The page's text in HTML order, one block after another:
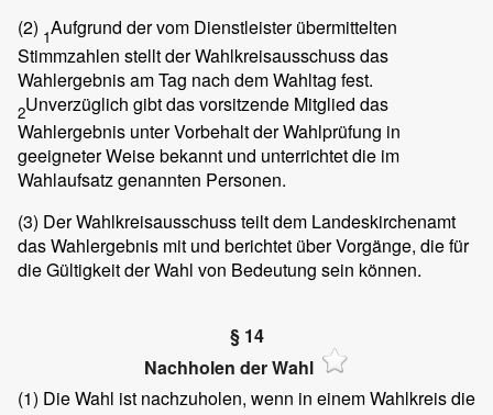
(2) 1Aufgrund der vom Dienstleister übermittelten
Stimmzahlen stellt der Wahlkreisausschuss das
Wahlergebnis am Tag nach dem Wahltag fest.
2Unverzüglich gibt das vorsitzende Mitglied das
Wahlergebnis unter Vorbehalt der Wahlprüfung in
geeigneter Weise bekannt und unterrichtet die im
Wahlaufsatz genannten Personen.
(3) Der Wahlkreisausschuss teilt dem Landeskirchenamt
das Wahlergebnis mit und berichtet über Vorgänge, die für
die Gültigkeit der Wahl von Bedeutung sein können.
§ 14
Nachholen der Wahl
(1) Die Wahl ist nachzuholen, wenn in einem Wahlkreis die